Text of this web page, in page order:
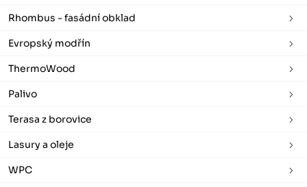
Rhombus - fasádní obklad
Evropský modřín
ThermoWood
Palivo
Terasa z borovice
Lasury a oleje
WPC